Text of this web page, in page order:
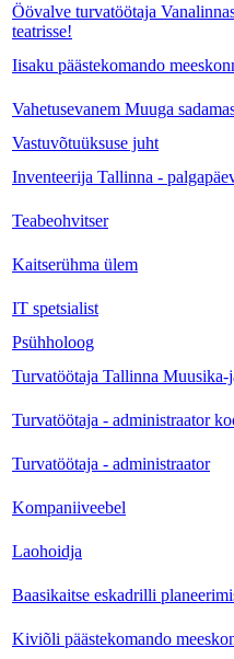
Öövalve turvatöötaja
teatrisse!
Iisaku päästekomando
Vahetusevanem Muuga
Vastuvõtuüksuse juht
Inventeerija Tallinna -
Teabeohvitser
Kaitserühma ülem
IT spetsialist
Psühholoog
Turvatöötaja Tallinna
Turvatöötaja - administraator
Turvatöötaja - administraator
Kompaniiveebel
Laohoidja
Baasikaitse eskadrilli
Kiviõli päästekomando